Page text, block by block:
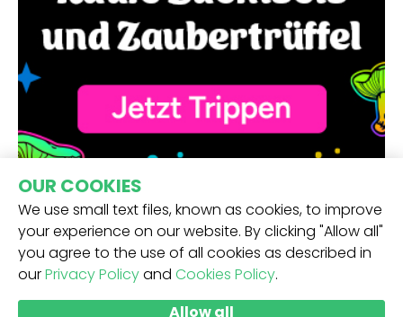
ERHALTE UNSEREN NEWSLETTER -
OUR COOKIES
We use small text files, known as cookies, to improve
your experience on our website. By clicking "Allow all"
you agree to the use of all cookies as described in
ourPrivacy Policyand Cookies Policy.
Allow all